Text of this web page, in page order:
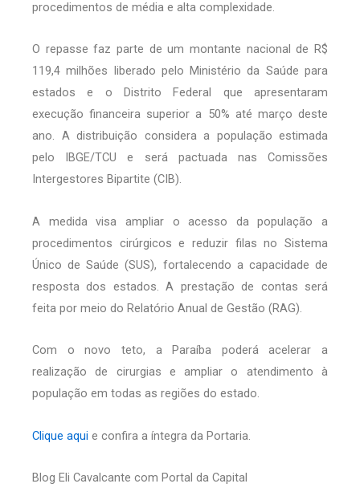
procedimentos de média e alta complexidade.
O repasse faz parte de um montante nacional de R$
119,4 milhões liberado pelo Ministério da Saúde para
estados e o Distrito Federal que apresentaram
execução financeira superior a 50% até março deste
ano. A distribuição considera a população estimada
pelo IBGE/TCU e será pactuada nas Comissões
Intergestores Bipartite (CIB).
A medida visa ampliar o acesso da população a
procedimentos cirúrgicos e reduzir filas no Sistema
Único de Saúde (SUS), fortalecendo a capacidade de
resposta dos estados. A prestação de contas será
feita por meio do Relatório Anual de Gestão (RAG).
Com o novo teto, a Paraíba poderá acelerar a
realização de cirurgias e ampliar o atendimento à
população em todas as regiões do estado.
Clique aqui e confira a íntegra da Portaria.
Blog Eli Cavalcante com Portal da Capital